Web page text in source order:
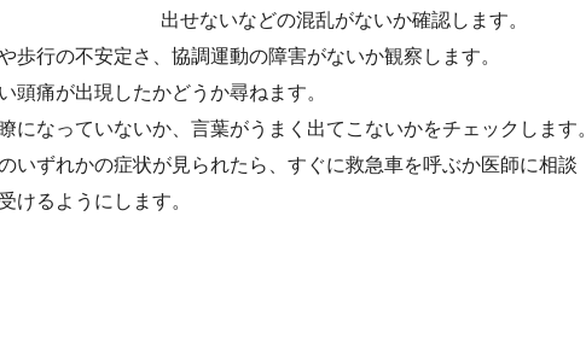
出せないなどの混乱がないか確認します。
歩行の不安定さ、協調運動の障害がないか観察します。
頭痛が出現したかどうか尋ねます。
になっていないか、言葉がうまく出てこないかをチェックします。
いずれかの症状が見られたら、すぐに救急車を呼ぶか医師に相談
けるようにします。